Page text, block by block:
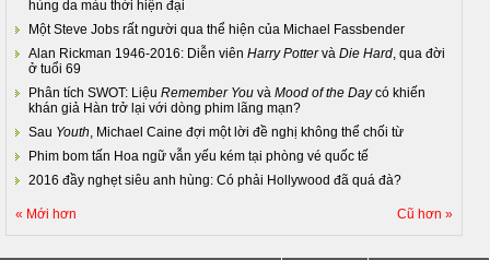
hùng da màu thời hiện đại
Một Steve Jobs rất người qua thể hiện của Michael Fassbender
Alan Rickman 1946-2016: Diễn viên Harry Pottervà Die Hard, qua đời
ở tuổi 69
Phân tích SWOT: Liệu Remember You và Mood of the Daycó khiến
khán giả Hàn trở lại với dòng phim lãng mạn?
Sau Youth, Michael Caine đợi một lời đề nghị không thể chối từ
Phim bom tấn Hoa ngữ vẫn yếu kém tại phòng vé quốc tế
2016 đầy nghẹt siêu anh hùng: Có phải Hollywood đã quá đà?
« Mới hơn Cũ hơn »